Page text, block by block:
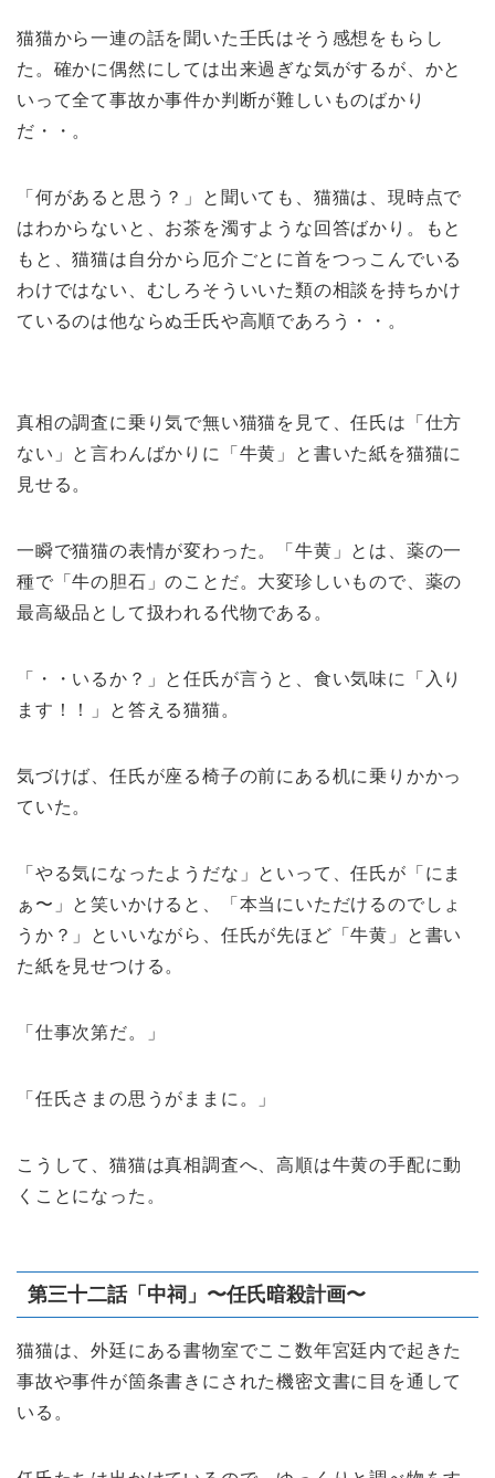
猫猫から一連の話を聞いた壬氏はそう感想をもらし
た。確かに偶然にしては出来過ぎな気がするが、かと
いって全て事故か事件か判断が難しいものばかり
だ・・。
「何があると思う？」と聞いても、猫猫は、現時点で
はわからないと、お茶を濁すような回答ばかり。もと
もと、猫猫は自分から厄介ごとに首をつっこんでいる
わけではない、むしろそういいた類の相談を持ちかけ
ているのは他ならぬ壬氏や高順であろう・・。
真相の調査に乗り気で無い猫猫を見て、任氏は「仕方
ない」と言わんばかりに「牛黄」と書いた紙を猫猫に
見せる。
一瞬で猫猫の表情が変わった。「牛黄」とは、薬の一
種で「牛の胆石」のことだ。大変珍しいもので、薬の
最高級品として扱われる代物である。
「・・いるか？」と任氏が言うと、食い気味に「入り
ます！！」と答える猫猫。
気づけば、任氏が座る椅子の前にある机に乗りかかっ
ていた。
「やる気になったようだな」といって、任氏が「にま
ぁ〜」と笑いかけると、「本当にいただけるのでしょ
うか？」といいながら、任氏が先ほど「牛黄」と書い
た紙を見せつける。
「仕事次第だ。」
「任氏さまの思うがままに。」
こうして、猫猫は真相調査へ、高順は牛黄の手配に動
くことになった。
第三十二話「中祠」〜任氏暗殺計画〜
猫猫は、外廷にある書物室でここ数年宮廷内で起きた
事故や事件が箇条書きにされた機密文書に目を通して
いる。